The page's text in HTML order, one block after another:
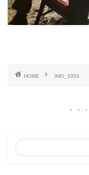
HOME IMG_3353